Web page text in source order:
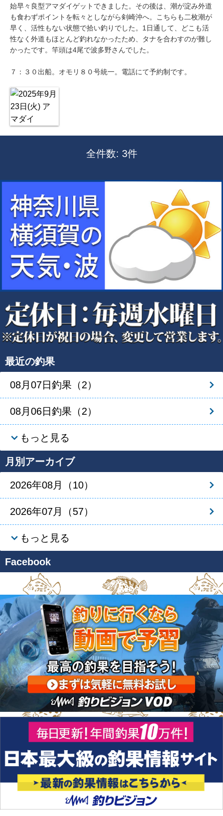
始早々良型アマダイゲットできました。その後は、潮が淀み外道
も食わずポイントを転々としながら剣崎沖へ。こちらも二枚潮が
早く、活性もない状態で拾い釣りでした。1日通して、どこも活
性なく外道もほとんど釣れなかったため、タナを合わすのが難し
かったです。竿頭は4尾で波多野さんでした。
７：３０出船。オモリ８０号統一。電話にて予約制です。
全件数: 3件
最近の釣果
08月07日釣果（2）
08月06日釣果（2）
もっと見る
月別アーカイブ
2026年08月（10）
2026年07月（57）
もっと見る
Facebook